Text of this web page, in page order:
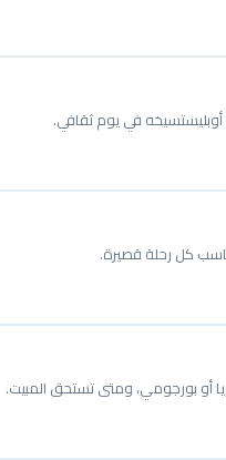
في يوم ثقافي.
كل رحلة قصيرة.
أو بورجومي، ومتى تستحق المبيت.